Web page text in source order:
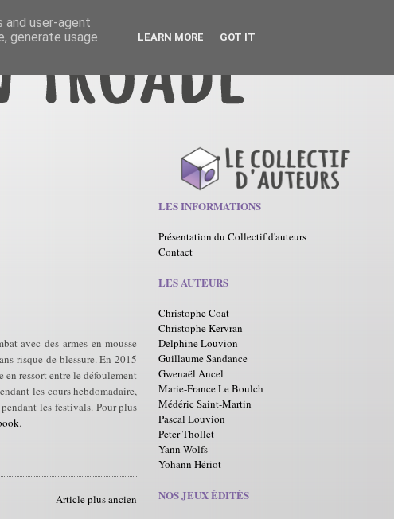
avec des armes en mousse
risque de blessure. En 2015
ressort entre le défoulement
les cours hebdomadaire,
les festivals. Pour plus
.
Article plus ancien
LES INFORMATIONS
Présentation du Collectif d'auteurs
Contact
LES AUTEURS
Christophe Coat
Christophe Kervran
Delphine Louvion
Guillaume Sandance
Gwenaël Ancel
Marie-France Le Boulch
Médéric Saint-Martin
Pascal Louvion
Peter Thollet
Yann Wolfs
Yohann Hériot
NOS JEUX ÉDITÉS
and user-agent
generate usage
LEARN MORE GOT IT